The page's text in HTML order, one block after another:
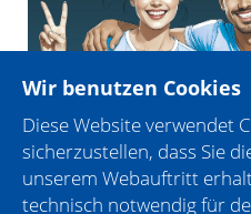
Wir benutzen Cookies
Diese Website verwendet
sicherzustellen, dass Sie
unserem Webauftritt
technisch notwendig für